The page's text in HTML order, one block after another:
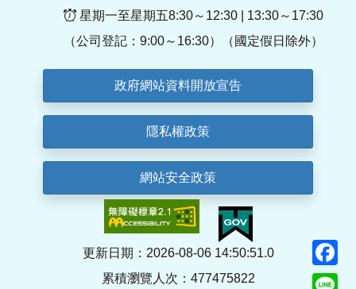
星期一至星期五8:30～12:30 | 13:30～17:30
（公司登記：9:00～16:30）（國定假日除外）
政府網站資料開放宣告
隱私權政策
網站安全政策
更新日期：2026-08-06 14:50:51.0
累積瀏覽人次：477475822